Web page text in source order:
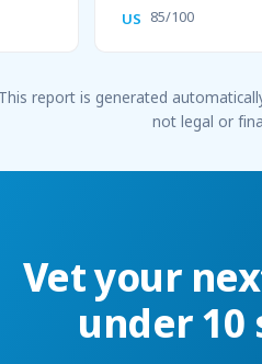
US 85/100
This report is generated
not legal or
Vet your
under 10